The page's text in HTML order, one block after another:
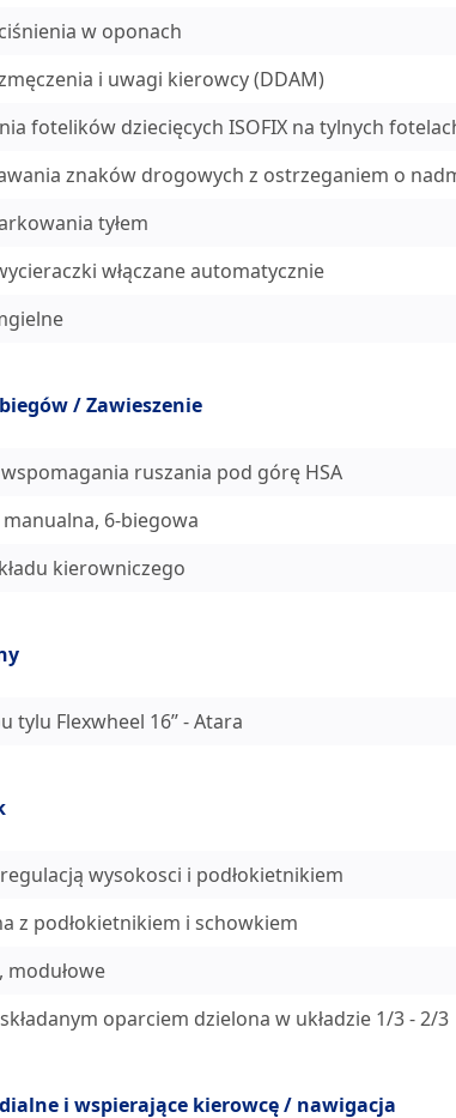
w oponach
i uwagi kierowcy (DDAM)
fotelików dziecięcych ISOFIX na tylnych
znaków drogowych z ostrzeganiem o
tyłem
włączane automatycznie
/ Zawieszenie
wspomagania ruszania pod górę HSA
6-biegowa
kierowniczego
tylu Flexwheel 16’’ - Atara
wysokosci i podłokietnikiem
z podłokietnikiem i schowkiem
modułowe
oparciem dzielona w układzie 1/3 - 2/3
i wspierające kierowcę / nawigacja